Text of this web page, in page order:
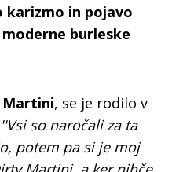
karizmo in pojavo
burleske
, se je rodilo v
''Vsi so naročali za ta
potem pa si je moj